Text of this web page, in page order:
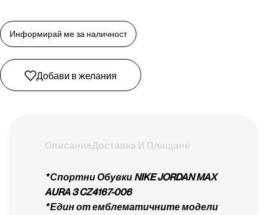
Добави в желания
ОписаниеДоставка И Плащане
* Спортни Обувки NIKE JORDAN MAX
AURA 3 CZ4167-006
* Един от емблематичните модели